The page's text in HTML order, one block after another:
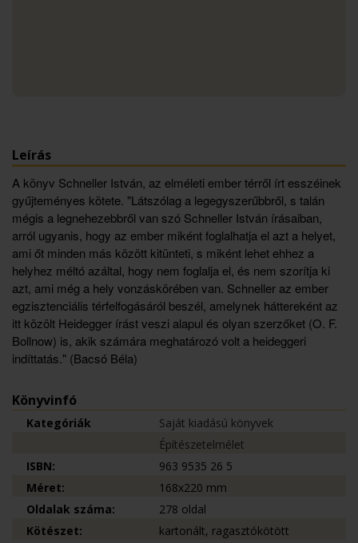
Leírás
A könyv Schneller István, az elméleti ember térről írt esszéinek
gyűjteményes kötete. "Látszólag a legegyszerűbbről, s talán
mégis a legnehezebbről van szó Schneller István írásaiban,
arról ugyanis, hogy az ember miként foglalhatja el azt a helyet,
ami őt minden más között kitünteti, s miként lehet ehhez a
helyhez méltó azáltal, hogy nem foglalja el, és nem szorítja ki
azt, ami még a hely vonzáskörében van. Schneller az ember
egzisztenciális térfelfogásáról beszél, amelynek háttereként az
itt közölt Heidegger írást veszi alapul és olyan szerzőket (O. F.
Bollnow) is, akik számára meghatározó volt a heideggeri
indíttatás." (Bacsó Béla)
Könyvinfó
Kategóriák
Saját kiadású könyvek
Építészetelmélet
ISBN:
963 9535 26 5
Méret:
168x220 mm
Oldalak száma:
278 oldal
Kötészet:
kartonált, ragasztókötött